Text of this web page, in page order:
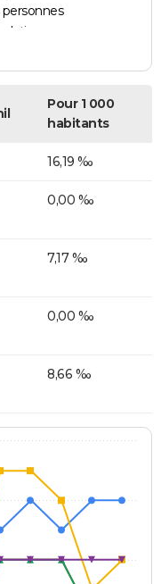
Pour 1 000
habitants
16,19 ‰
0,00 ‰
7,17 ‰
0,00 ‰
8,66 ‰